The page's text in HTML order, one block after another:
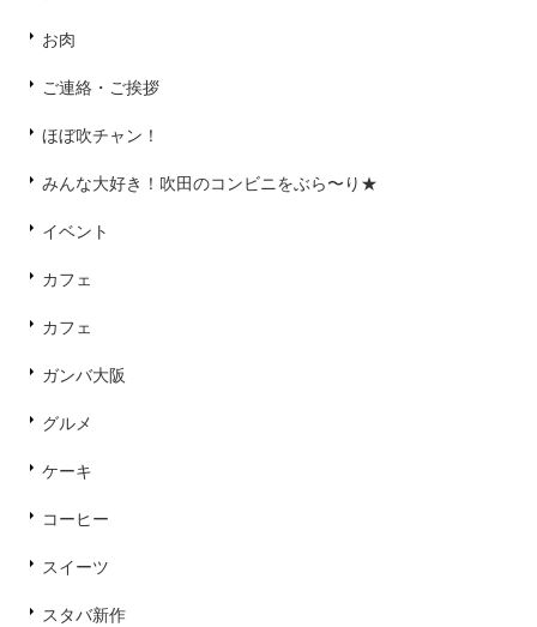
お肉
ご連絡・ご挨拶
ほぼ吹チャン！
みんな大好き！吹田のコンビニをぶら〜り★
イベント
カフェ
カフェ
ガンバ大阪
グルメ
ケーキ
コーヒー
スイーツ
スタバ新作